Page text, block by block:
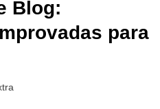
Blog:
para